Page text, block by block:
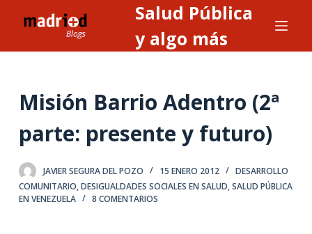
l
o
n
Salud Pública
y algo más
Misión Barrio Adentro (2ª
parte: presente y futuro)
JAVIER SEGURA DEL POZO 15 ENERO 2012
DESARROLLO
COMUNITARIO,DESIGUALDADES SOCIALES EN SALUD,SALUD PÚBLICA
EN VENEZUELA
8 COMENTARIOS